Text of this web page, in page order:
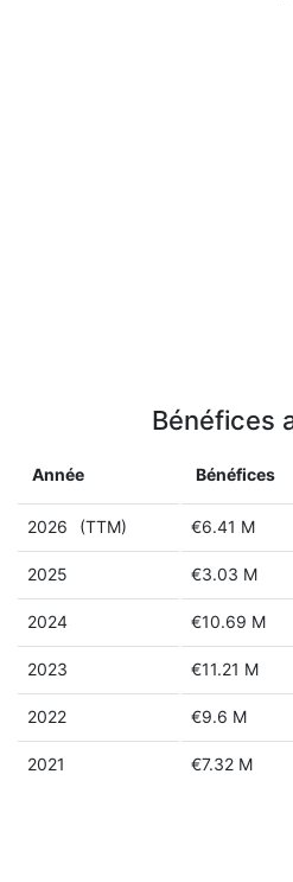
Bénéfices
Année Bénéfices
2026 (TTM) €6.41 M
2025 €3.03 M
2024 €10.69 M
2023 €11.21 M
2022 €9.6 M
2021 €7.32 M